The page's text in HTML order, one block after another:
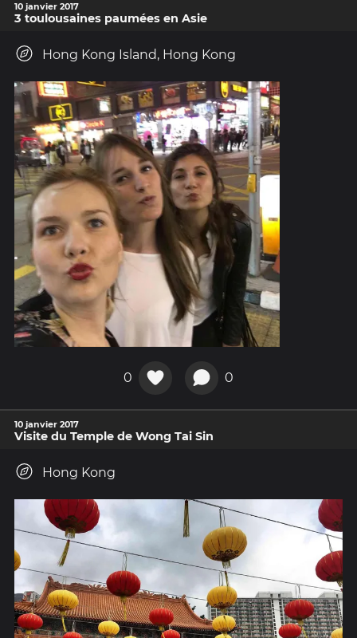
10 janvier 2017
3 toulousaines paumées en Asie
Hong Kong Island, Hong Kong
0 0
10 janvier 2017
Visite du Temple de Wong Tai Sin
Hong Kong